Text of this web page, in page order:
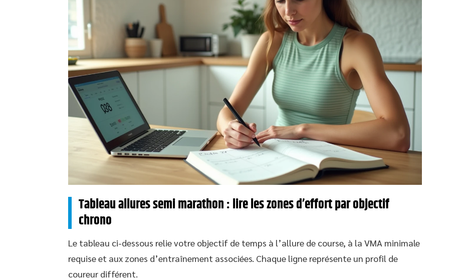
Tableau allures semi marathon : lire les zones d’effort par objectif
chrono
Le tableau ci-dessous relie votre objectif de temps à l’allure de course, à la VMA minimale
requise et aux zones d’entraînement associées. Chaque ligne représente un profil de
coureur différent.